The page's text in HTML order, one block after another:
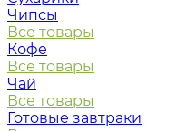
Чипсы
Все товары
Кофе
Все товары
Чай
Все товары
Готовые завтраки